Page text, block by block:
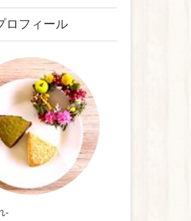
ロフィール
-